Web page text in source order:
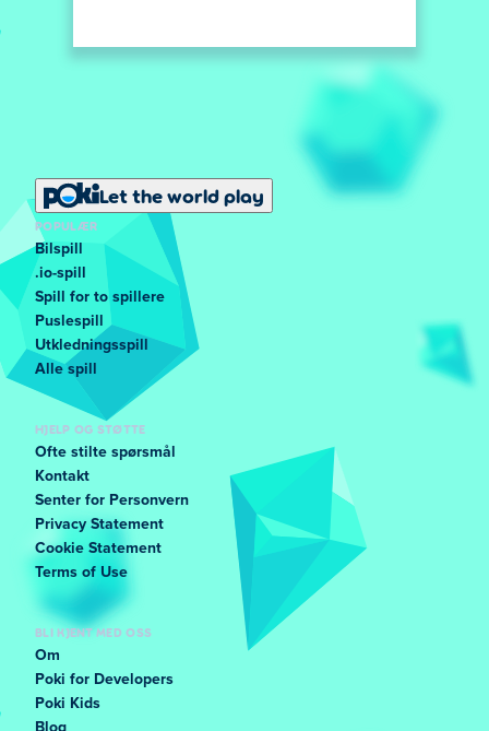
Let the world play
POPULÆR
Bilspill
.io-spill
Spill for to spillere
Puslespill
Utkledningsspill
Alle spill
HJELP OG STØTTE
Ofte stilte spørsmål
Kontakt
Senter for Personvern
Privacy Statement
Cookie Statement
Terms of Use
BLI KJENT MED OSS
Om
Poki for Developers
Poki Kids
Blog